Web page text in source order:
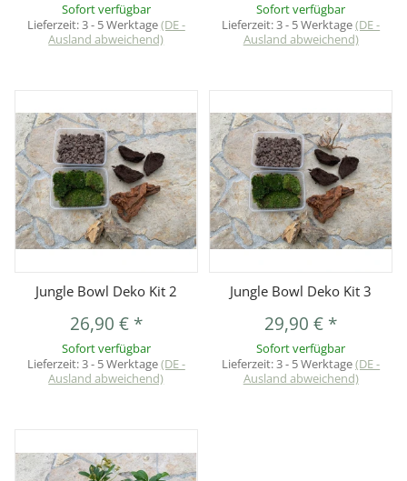
Sofort verfügbar
Lieferzeit:3 - 5 Werktage(DE -
Ausland abweichend)
Sofort verfügbar
Lieferzeit:3 - 5 Werktage(DE -
Ausland abweichend)
Jungle Bowl Deko Kit 2
26,90 € *
Sofort verfügbar
Lieferzeit:3 - 5 Werktage(DE -
Ausland abweichend)
Jungle Bowl Deko Kit 3
29,90 € *
Sofort verfügbar
Lieferzeit:3 - 5 Werktage(DE -
Ausland abweichend)